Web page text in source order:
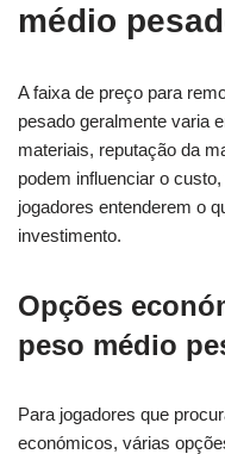
médio
A faixa de preço para
pesado geralmente varia
materiais, reputação da
podem influenciar o
jogadores entenderem o
investimento.
Opções
peso médio
Para jogadores que
económicos, várias